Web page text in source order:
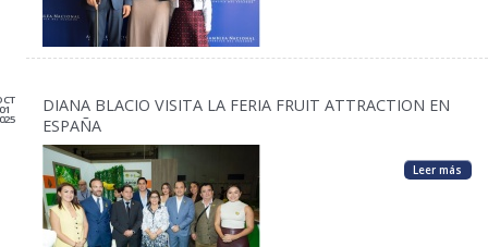
01
DIANA BLACIO VISITA LA FERIA FRUIT ATTRACTION EN
ESPAÑA
Leer más